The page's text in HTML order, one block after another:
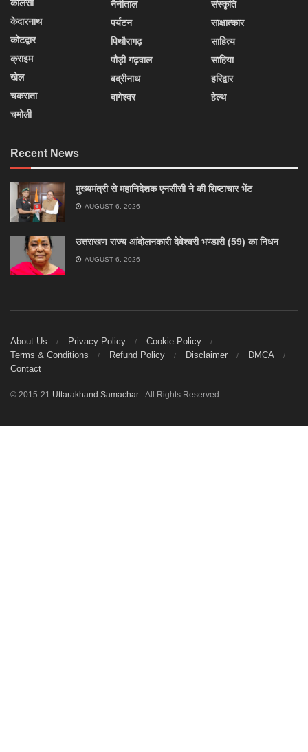
कालसी
केदारनाथ
कोटद्वार
क्राइम
खेल
चकराता
चमोली
नैनीताल
पर्यटन
पिथौरागढ़
पौड़ी गढ़वाल
बद्रीनाथ
बागेश्वर
संस्कृति
साक्षात्कार
साहित्य
साहिया
हरिद्वार
हेल्थ
Recent News
मुख्यमंत्री से महानिदेशक एनसीसी ने की शिष्टाचार भेंट
AUGUST 6, 2026
उत्तराखण राज्य आंदोलनकारी देवेश्वरी भण्डारी (59) का निधन
AUGUST 6, 2026
About Us Privacy Policy
Cookie Policy
Terms & Conditions
Refund Policy Disclaimer
DMCA
Contact
© 2015-21 Uttarakhand Samachar - All Rights Reserved.